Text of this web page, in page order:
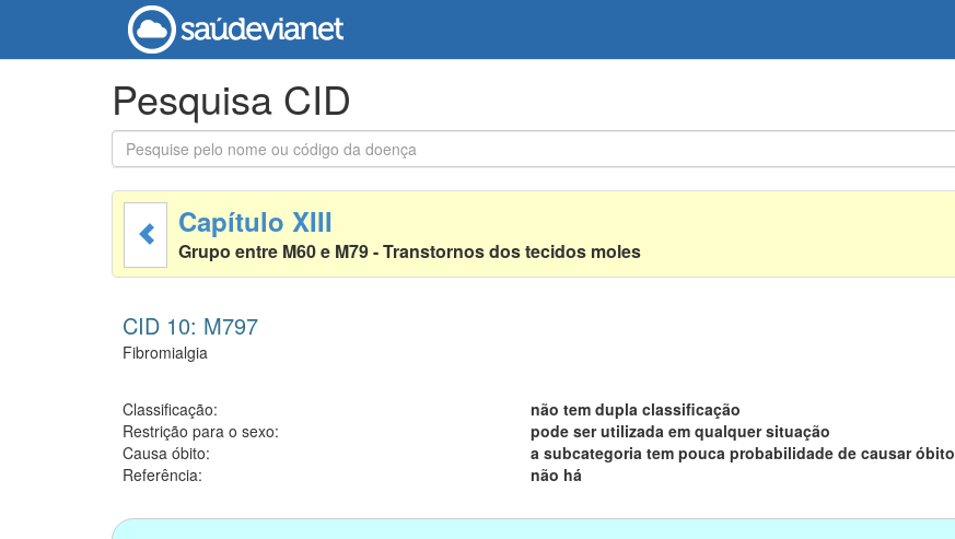
Pesquisa CID
Capítulo XIII
Grupo entre M60 e M79 - Transtornos dos tecidos moles
CID 10: M797
Fibromialgia
Classificação:
não tem dupla classificação
Restrição para o sexo:
pode ser utilizada em qualquer situação
Causa óbito:
a subcategoria tem pouca probabilidade de causar óbito
Referência:
não há